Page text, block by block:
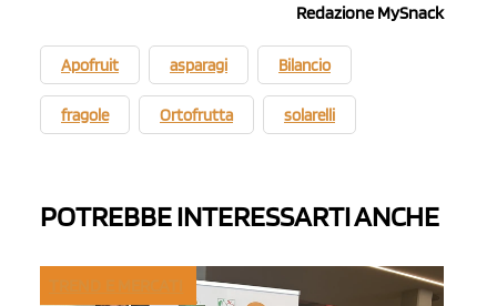
Redazione MySnack
Apofruit asparagi Bilancio
fragole Ortofrutta solarelli
POTREBBE INTERESSARTI ANCHE